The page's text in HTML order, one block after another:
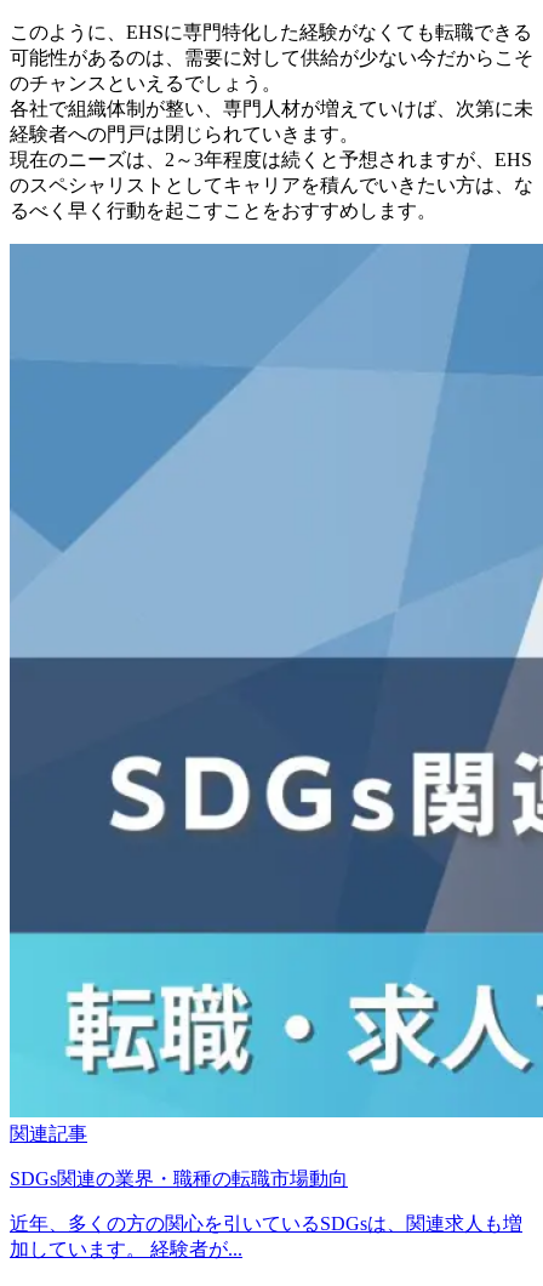
このように、EHSに専門特化した経験がなくても転職できる
可能性があるのは、需要に対して供給が少ない今だからこそ
のチャンスといえるでしょう。
各社で組織体制が整い、専門人材が増えていけば、次第に未
経験者への門戸は閉じられていきます。
現在のニーズは、2～3年程度は続くと予想されますが、EHS
のスペシャリストとしてキャリアを積んでいきたい方は、な
るべく早く行動を起こすことをおすすめします。
関連記事
SDGs関連の業界・職種の転職市場動向
近年、多くの方の関心を引いているSDGsは、関連求人も増
加しています。 経験者が...